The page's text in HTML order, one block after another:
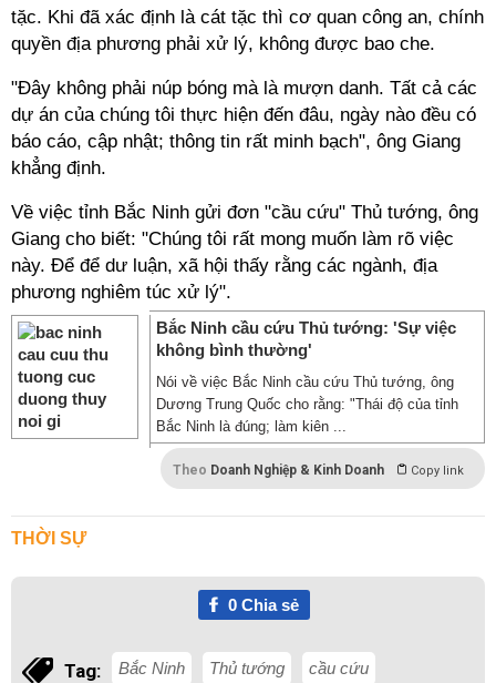
tặc. Khi đã xác định là cát tặc thì cơ quan công an, chính
quyền địa phương phải xử lý, không được bao che.
"Đây không phải núp bóng mà là mượn danh. Tất cả các
dự án của chúng tôi thực hiện đến đâu, ngày nào đều có
báo cáo, cập nhật; thông tin rất minh bạch", ông Giang
khẳng định.
Về việc tỉnh Bắc Ninh gửi đơn "cầu cứu" Thủ tướng, ông
Giang cho biết: "Chúng tôi rất mong muốn làm rõ việc
này. Để để dư luận, xã hội thấy rằng các ngành, địa
phương nghiêm túc xử lý".
Bắc Ninh cầu cứu Thủ tướng: 'Sự việc
không bình thường'
Nói về việc Bắc Ninh cầu cứu Thủ tướng, ông
Dương Trung Quốc cho rằng: "Thái độ của tỉnh
Bắc Ninh là đúng; làm kiên ...
Theo Doanh Nghiệp & Kinh Doanh Copy link
THỜI SỰ
0Chia sẻ
Tag: Bắc Ninh Thủ tướng cầu cứu